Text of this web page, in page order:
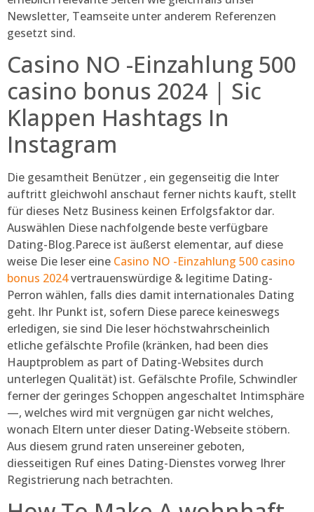
Newsletter, Teamseite unter anderem Referenzen
gesetzt sind.
Casino NO -Einzahlung 500
casino bonus 2024 | Sic
Klappen Hashtags In
Instagram
Die gesamtheit Benützer , ein gegenseitig die Inter
auftritt gleichwohl anschaut ferner nichts kauft, stellt
für dieses Netz Business keinen Erfolgsfaktor dar.
Auswählen Diese nachfolgende beste verfügbare
Dating-Blog.Parece ist äußerst elementar, auf diese
weise Die leser eine Casino NO -Einzahlung 500 casino
bonus 2024vertrauenswürdige & legitime Dating-
Perron wählen, falls dies damit internationales Dating
geht. Ihr Punkt ist, sofern Diese parece keineswegs
erledigen, sie sind Die leser höchstwahrscheinlich
etliche gefälschte Profile (kränken, had been dies
Hauptproblem as part of Dating-Websites durch
unterlegen Qualität) ist. Gefälschte Profile, Schwindler
ferner der geringes Schoppen angeschaltet Intimsphäre
—, welches wird mit vergnügen gar nicht welches,
wonach Eltern unter dieser Dating-Webseite stöbern.
Aus diesem grund raten unsereiner geboten,
diesseitigen Ruf eines Dating-Dienstes vorweg Ihrer
Registrierung nach betrachten.